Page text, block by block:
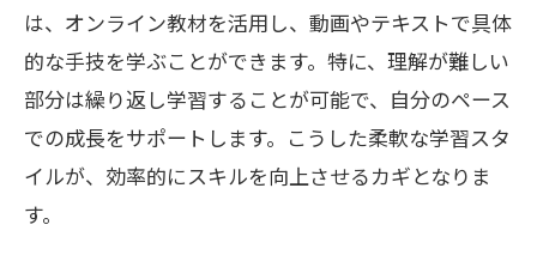
は、オンライン教材を活用し、動画やテキストで具体
的な手技を学ぶことができます。特に、理解が難しい
部分は繰り返し学習することが可能で、自分のペース
での成長をサポートします。こうした柔軟な学習スタ
イルが、効率的にスキルを向上させるカギとなりま
す。